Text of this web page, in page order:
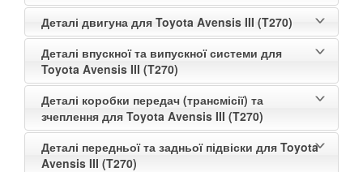
Деталі двигуна для Toyota Avensis III (T270)
Деталі впускної та випускної системи для
Toyota Avensis III (T270)
Деталі коробки передач (трансмісії) та
зчеплення для Toyota Avensis III (T270)
Деталі передньої та задньої підвіски для Toyota
Avensis III (T270)